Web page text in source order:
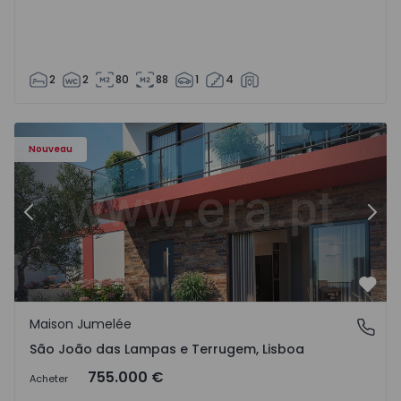
2 2 80 88 1 4
Nouveau
Précédent
São João das Lampas e Terrugem, Lisboa
Maison Jumelée
São João das Lampas e Terrugem, Lisboa
Acheter 755.000 €